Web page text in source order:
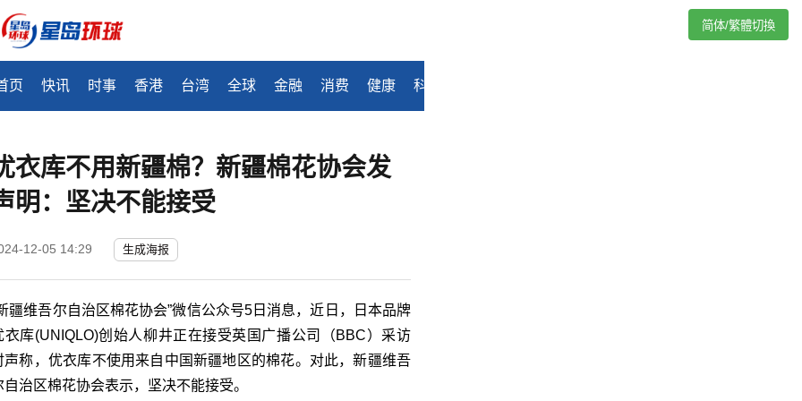
页 快讯 时事 香港 台湾 全球 金融 消费 健康 科技
简体/繁體切換
衣库不用新疆棉？新疆棉花协会发
明：坚决不能接受
12-05 14:29 生成海报
疆维吾尔自治区棉花协会”微信公众号5日消息，近日，日本品牌
衣库(UNIQLO)创始人柳井正在接受英国广播公司（BBC）采访
声称，优衣库不使用来自中国新疆地区的棉花。对此，新疆维吾
自治区棉花协会表示，坚决不能接受。